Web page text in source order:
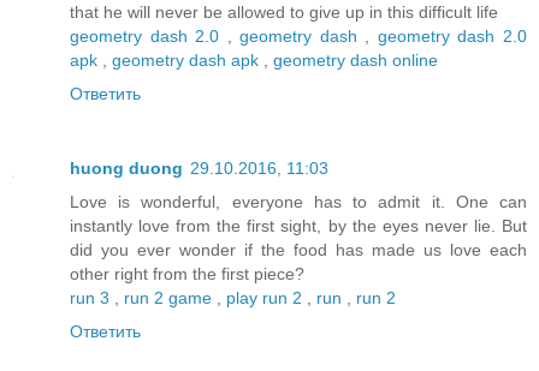
that he will never be allowed to give up in this difficult life
geometry dash 2.0 ,geometry dash
geometry dash 2.0
apk
geometry dash apk
geometry dash online
Ответить
huong duong 29.10.2016, 11:03
Love is wonderful, everyone has to admit it. One can
instantly love from the first sight, by the eyes never lie. But
did you ever wonder if the food has made us love each
other right from the first piece?
run 3
run 2 game play run 2 run
run 2
Ответить